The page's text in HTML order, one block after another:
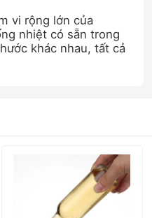
vi rộng lớn của
nhiệt có sẵn trong
khác nhau, tất cả